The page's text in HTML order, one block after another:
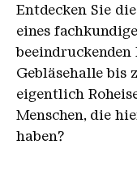
Entdecken Sie
eines
Gebläsehalle bis
eigentlich
Menschen, die
haben?